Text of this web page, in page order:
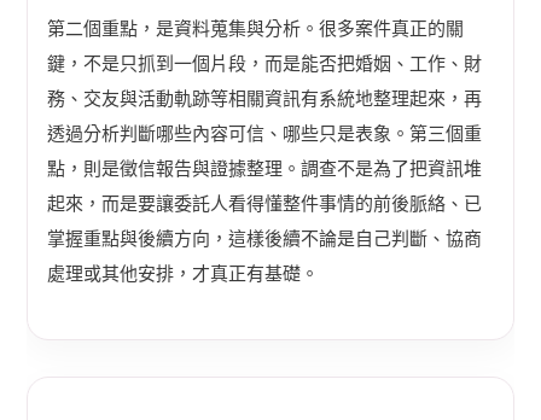
第二個重點，是資料蒐集與分析。很多案件真正的關
鍵，不是只抓到一個片段，而是能否把婚姻、工作、財
務、交友與活動軌跡等相關資訊有系統地整理起來，再
透過分析判斷哪些內容可信、哪些只是表象。第三個重
點，則是徵信報告與證據整理。調查不是為了把資訊堆
起來，而是要讓委託人看得懂整件事情的前後脈絡、已
掌握重點與後續方向，這樣後續不論是自己判斷、協商
處理或其他安排，才真正有基礎。